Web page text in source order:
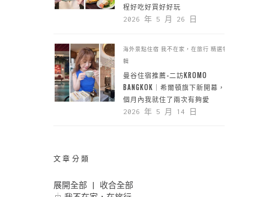
程好吃好買好好玩
2026 年 5 月 26 日
海外景點住宿 我不在家，在旅行 精選特
輯
曼谷住宿推薦-二訪KROMO
BANGKOK｜希爾頓旗下新開幕，一
個月內我就住了兩次有夠愛
2026 年 5 月 14 日
文章分類
展開全部
收合全部